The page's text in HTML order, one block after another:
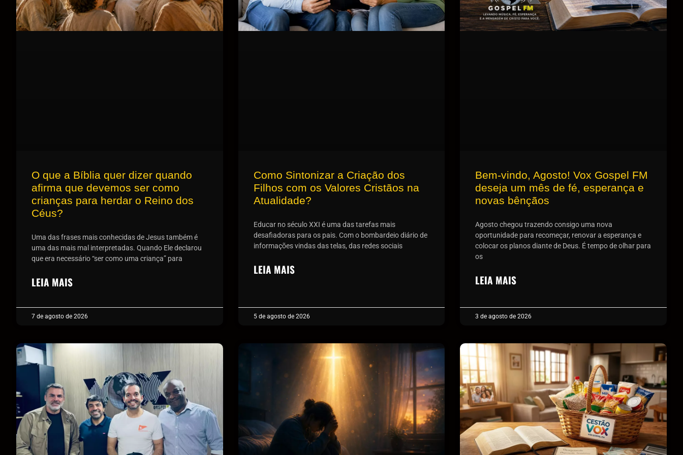
O que a Bíblia quer dizer quando
afirma que devemos ser como
crianças para herdar o Reino dos
Céus?
Uma das frases mais conhecidas de Jesus também é
uma das mais mal interpretadas. Quando Ele declarou
que era necessário “ser como uma criança” para
LEIA MAIS
7 de agosto de 2026
Como Sintonizar a Criação dos
Filhos com os Valores Cristãos na
Atualidade?
Educar no século XXI é uma das tarefas mais
desafiadoras para os pais. Com o bombardeio diário de
informações vindas das telas, das redes sociais
LEIA MAIS
5 de agosto de 2026
Bem-vindo, Agosto! Vox Gospel FM
deseja um mês de fé, esperança e
novas bênçãos
Agosto chegou trazendo consigo uma nova
oportunidade para recomeçar, renovar a esperança e
colocar os planos diante de Deus. É tempo de olhar para
os
LEIA MAIS
3 de agosto de 2026